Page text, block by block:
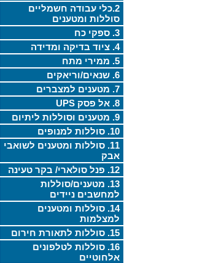
2.כלי עבודה חשמליים
סוללות ומטענים
3. ספקי כח
4. ציוד בדיקה ומדידה
5. ממירי מתח
6. שנאים/וריאקים
7. מטענים למצברים
8. אל פסק UPS
9. מטענים וסוללות ליתיום
10. סוללות למנופים
11. סוללות ומטענים לשואבי
אבק
12. פנל סולארי/ בקר טעינה
13. מטענים/סוללות
למחשבים ניידים
14. סוללות ומטענים
למצלמות
15. סוללות לתאורת חירום
16. סוללות לטלפונים
אלחוטיים